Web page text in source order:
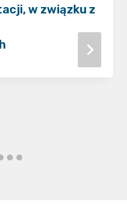
w związku z